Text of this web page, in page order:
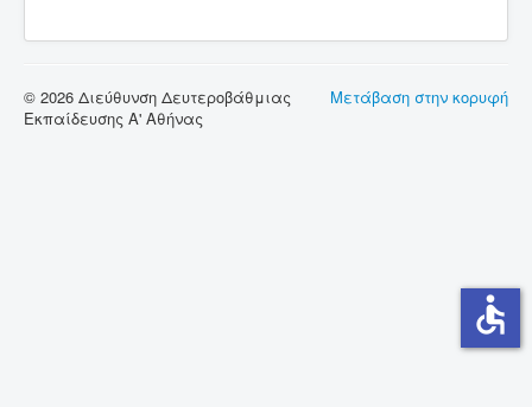
Μετάβαση στην κορυφή
© 2026 Διεύθυνση Δευτεροβάθμιας
Εκπαίδευσης Α' Αθήνας
accessible